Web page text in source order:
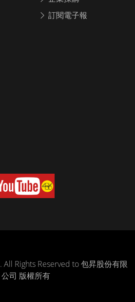
訂閱電子報
. All Rights Reserved to 包昇股份有限
公司 版權所有